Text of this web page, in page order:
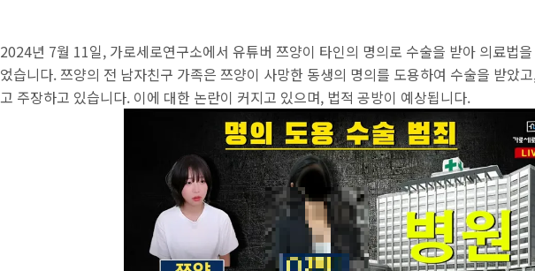
2024년 7월 11일, 가로세로연구소에서 유튜버 쯔양이 타인의 명의로 수술을 받아 의료법
었습니다. 쯔양의 전 남자친구 가족은 쯔양이 사망한 동생의 명의를 도용하여 수술을 받았
고 주장하고 있습니다. 이에 대한 논란이 커지고 있으며, 법적 공방이 예상됩니다.